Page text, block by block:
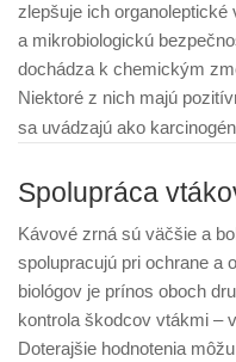
zlepšuje ich
a mikrobiologickú
dochádza k chemickým
Niektoré z nich majú
sa uvádzajú ako
Spolupráca
Kávové zrná sú väčšie a
spolupracujú pri ochrane a
biológov je prínos oboch
kontrola škodcov vtákmi –
Doterajšie hodnotenia